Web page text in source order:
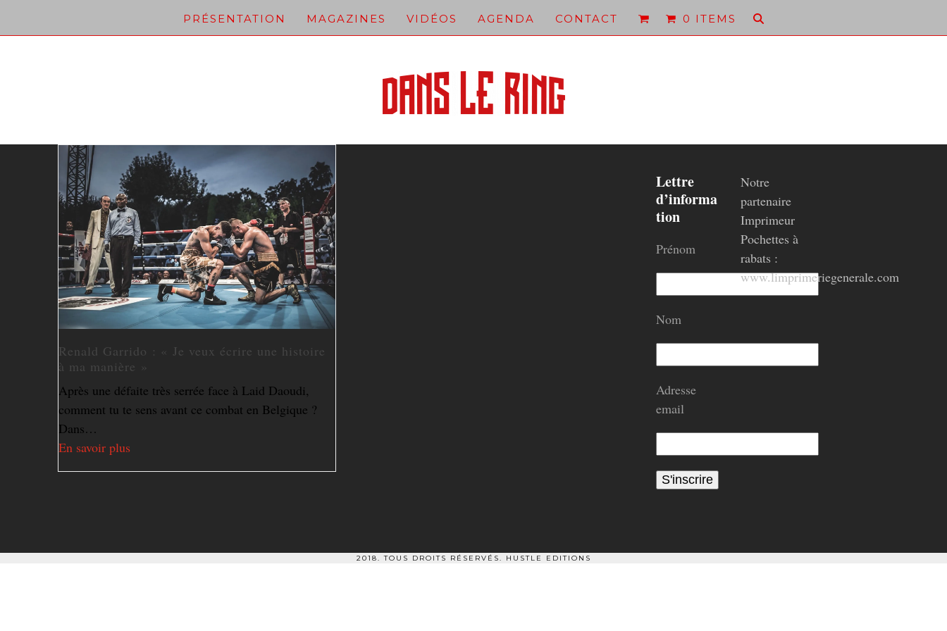
PRÉSENTATION MAGAZINES VIDÉOS AGENDA CONTACT 0 ITEMS
Renald Garrido : « Je veux écrire une histoire
à ma manière »
Après une défaite très serrée face à Laid Daoudi,
comment tu te sens avant ce combat en Belgique ?
Dans…
En savoir plus
Lettre
d’informa
tion
Prénom
Nom
Adresse
email
Notre
partenaire
Imprimeur
Pochettes à
rabats :
www.limprimeriegenerale.com
2018. TOUS DROITS RÉSERVÉS. HUSTLE EDITIONS